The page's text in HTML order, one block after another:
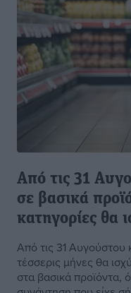
Από τις 31
σε βασικά
κατηγορίες θα
Από τις 31 Αυγούστου
τέσσερις μήνες θα
στα βασικά προϊόντα,